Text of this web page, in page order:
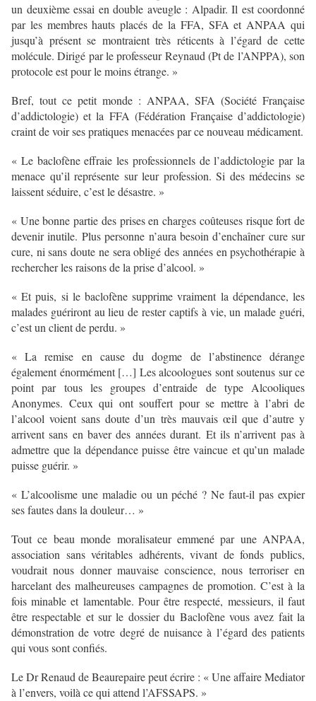
un deuxième essai en double aveugle : Alpadir. Il est coordonné
par les membres hauts placés de la FFA, SFA et ANPAA qui
jusqu’à présent se montraient très réticents à l’égard de cette
molécule. Dirigé par le professeur Reynaud (Pt de l’ANPPA), son
protocole est pour le moins étrange. »
Bref, tout ce petit monde : ANPAA, SFA (Société Française
d’addictologie) et la FFA (Fédération Française d’addictologie)
craint de voir ses pratiques menacées par ce nouveau médicament.
« Le baclofène effraie les professionnels de l’addictologie par la
menace qu’il représente sur leur profession. Si des médecins se
laissent séduire, c’est le désastre. »
« Une bonne partie des prises en charges coûteuses risque fort de
devenir inutile. Plus personne n’aura besoin d’enchaîner cure sur
cure, ni sans doute ne sera obligé des années en psychothérapie à
rechercher les raisons de la prise d’alcool. »
« Et puis, si le baclofène supprime vraiment la dépendance, les
malades guériront au lieu de rester captifs à vie, un malade guéri,
c’est un client de perdu. »
« La remise en cause du dogme de l’abstinence dérange
également énormément […] Les alcoologues sont soutenus sur ce
point par tous les groupes d’entraide de type Alcooliques
Anonymes. Ceux qui ont souffert pour se mettre à l’abri de
l’alcool voient sans doute d’un très mauvais œil que d’autre y
arrivent sans en baver des années durant. Et ils n’arrivent pas à
admettre que la dépendance puisse être vaincue et qu’un malade
puisse guérir. »
« L’alcoolisme une maladie ou un péché ? Ne faut-il pas expier
ses fautes dans la douleur… »
Tout ce beau monde moralisateur emmené par une ANPAA,
association sans véritables adhérents, vivant de fonds publics,
voudrait nous donner mauvaise conscience, nous terroriser en
harcelant des malheureuses campagnes de promotion. C’est à la
fois minable et lamentable. Pour être respecté, messieurs, il faut
être respectable et sur le dossier du Baclofène vous avez fait la
démonstration de votre degré de nuisance à l’égard des patients
qui vous sont confiés.
Le Dr Renaud de Beaurepaire peut écrire : « Une affaire Mediator
à l’envers, voilà ce qui attend l’AFSSAPS. »